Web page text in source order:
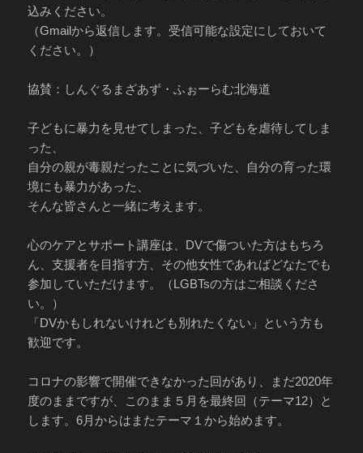
込みください。
（Gmailから返信します。受信可能な設定にしておいて
ください。）
協賛：しんぐるまざあず・ふぉーらむ北海道
子どもに暴力を見せてしまった、子どもを虐待してしま
った、
自分の親が毒親だったことに気づいた、自分の育った環
境にも暴力があった、
そんな皆さんと一緒に考えます。
心のケアとサポート講座は、DVで傷ついた方はもちろ
ん、支援者を目指す方、その他女性であればどなたでも
参加していただけます。（LGBTsの方はご相談くださ
い。）
「DVかもしれないけれども別れたくない」という方も
歓迎です。
コロナの影響で開催できなかった回があり、まだ2020年
度のままですが、このまま５月を最終回（テーマ12）と
します。6月からはまたテーマ１から始めます。